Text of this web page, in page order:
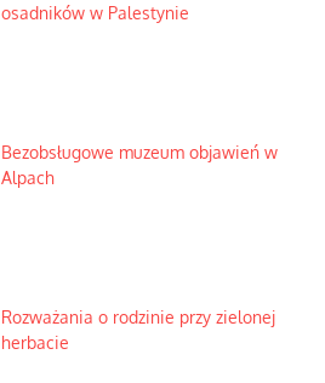
osadników w Palestynie
Bezobsługowe muzeum objawień w
Alpach
Rozważania o rodzinie przy zielonej
herbacie